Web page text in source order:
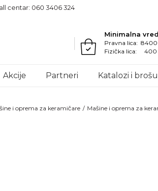
centar: 060 3406 324
Minimalna
Pravna lica: 8400
Fizička lica: 400
Akcije Partneri Katalozi i
i oprema za keramičare Mašine i oprema za